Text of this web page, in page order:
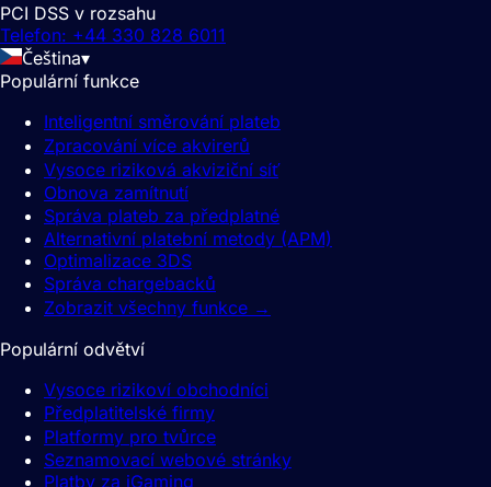
PCI DSS v rozsahu
Telefon: +44 330 828 6011
Čeština▾
Populární funkce
Inteligentní směrování plateb
Zpracování více akvirerů
Vysoce riziková akviziční síť
Obnova zamítnutí
Správa plateb za předplatné
Alternativní platební metody (APM)
Optimalizace 3DS
Správa chargebacků
Zobrazit všechny funkce →
Populární odvětví
Vysoce rizikoví obchodníci
Předplatitelské firmy
Platformy pro tvůrce
Seznamovací webové stránky
Platby za iGaming